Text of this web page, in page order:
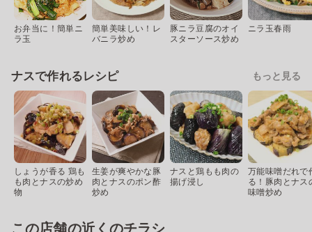
お弁当に！簡単ニ
ラ玉
簡単美味しい！レ
バニラ炒め
豚ニラ豆腐のオイ
スターソース炒め
ニラ玉春雨
ナスで作れるレシピ もっと見る
しょうが香る 鶏も
も肉とナスの炒め
物
生姜が爽やかな豚
肉とナスのポン酢
炒め
ナスと鶏もも肉の
揚げ浸し
万能味噌だれで
る！豚肉とナス
味噌炒め
この店舗の近くのチラシ